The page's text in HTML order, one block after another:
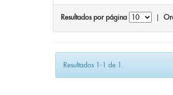
Resultados por página
Resultados 1-1 de 1.